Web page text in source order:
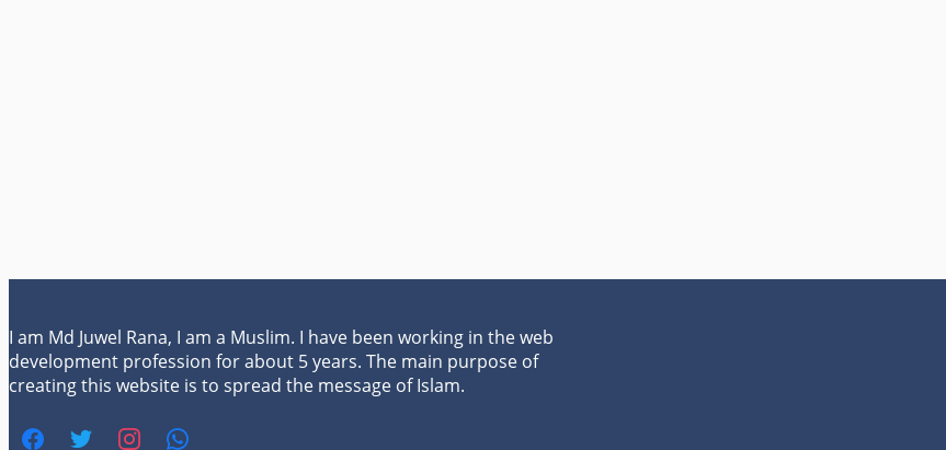
I am Md Juwel Rana, I am a Muslim. I have been working in the web
development profession for about 5 years. The main purpose of
creating this website is to spread the message of Islam.